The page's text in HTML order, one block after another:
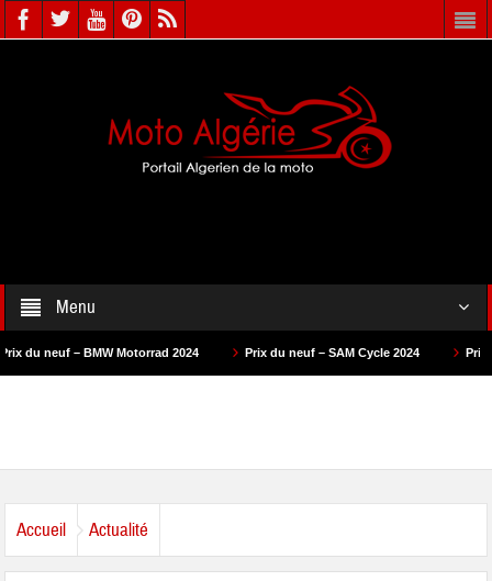
Menu
Motorrad 2024 Prix du neuf – SAM Cycle 2024 Prix du neuf – AS
Accueil Actualité